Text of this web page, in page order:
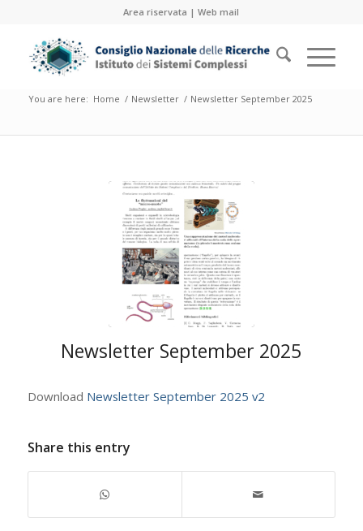
Area riservata |Web mail
You are here: Home / Newsletter / Newsletter September 2025
Newsletter September 2025
Download Newsletter September 2025 v2
Share this entry